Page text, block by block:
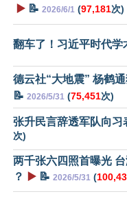
▶️ 📝 2026/6/1 (97,181次)
翻车了！习近平时代学
德云社“大地震” 杨鹤
📝 2026/5/31 (75,451次)
张升民言辞透军队向习
次)
两千张六四照首曝光
？
▶️ 📝 2026/5/31 (